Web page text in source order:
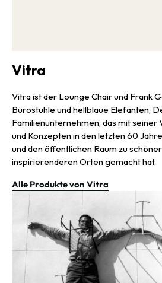
Vitra
Vitra ist der Lounge Chair und Frank
Bürostühle und hellblaue Elefanten,
Familienunternehmen, das mit seiner
und Konzepten in den letzten 60
und den öffentlichen Raum zu
inspirierenderen Orten gemacht hat.
Alle Produkte von Vitra